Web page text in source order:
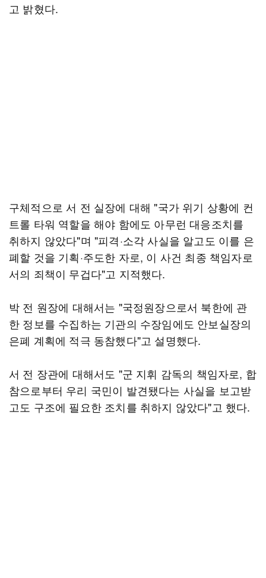
고 밝혔다.
구체적으로 서 전 실장에 대해 "국가 위기 상황에 컨
트롤 타워 역할을 해야 함에도 아무런 대응조치를
취하지 않았다"며 "피격·소각 사실을 알고도 이를 은
폐할 것을 기획·주도한 자로, 이 사건 최종 책임자로
서의 죄책이 무겁다"고 지적했다.
박 전 원장에 대해서는 "국정원장으로서 북한에 관
한 정보를 수집하는 기관의 수장임에도 안보실장의
은폐 계획에 적극 동참했다"고 설명했다.
서 전 장관에 대해서도 "군 지휘 감독의 책임자로, 합
참으로부터 우리 국민이 발견됐다는 사실을 보고받
고도 구조에 필요한 조치를 취하지 않았다"고 했다.